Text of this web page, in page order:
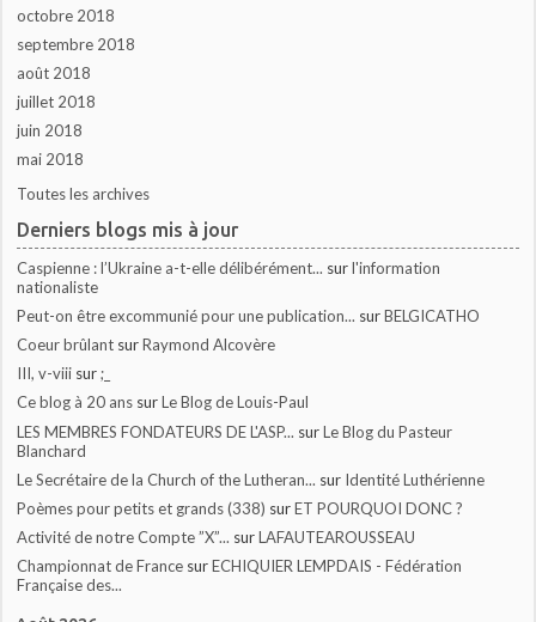
octobre 2018
septembre 2018
août 2018
juillet 2018
juin 2018
mai 2018
Toutes les archives
Derniers blogs mis à jour
Caspienne : l’Ukraine a-t-elle délibérément... surl'information
nationaliste
Peut-on être excommunié pour une publication... surBELGICATHO
Coeur brûlant surRaymond Alcovère
III, v-viii sur;_
Ce blog à 20 ans surLe Blog de Louis-Paul
LES MEMBRES FONDATEURS DE L'ASP... surLe Blog du Pasteur
Blanchard
Le Secrétaire de la Church of the Lutheran... sur Identité Luthérienne
Poèmes pour petits et grands (338) surET POURQUOI DONC ?
Activité de notre Compte ”X”... surLAFAUTEAROUSSEAU
Championnat de France surECHIQUIER LEMPDAIS - Fédération
Française des...